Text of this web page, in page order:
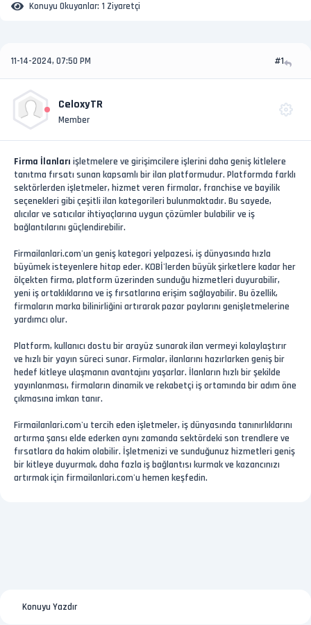
Konuyu Okuyanlar: 1 Ziyaretçi
11-14-2024, 07:50 PM #1
CeloxyTR
Member
Firma İlanları işletmelere ve girişimcilere işlerini daha geniş kitlelere
tanıtma fırsatı sunan kapsamlı bir ilan platformudur. Platformda farklı
sektörlerden işletmeler, hizmet veren firmalar, franchise ve bayilik
seçenekleri gibi çeşitli ilan kategorileri bulunmaktadır. Bu sayede,
alıcılar ve satıcılar ihtiyaçlarına uygun çözümler bulabilir ve iş
bağlantılarını güçlendirebilir.
Firmailanlari.com'un geniş kategori yelpazesi, iş dünyasında hızla
büyümek isteyenlere hitap eder. KOBİ'lerden büyük şirketlere kadar her
ölçekten firma, platform üzerinden sunduğu hizmetleri duyurabilir,
yeni iş ortaklıklarına ve iş fırsatlarına erişim sağlayabilir. Bu özellik,
firmaların marka bilinirliğini artırarak pazar paylarını genişletmelerine
yardımcı olur.
Platform, kullanıcı dostu bir arayüz sunarak ilan vermeyi kolaylaştırır
ve hızlı bir yayın süreci sunar. Firmalar, ilanlarını hazırlarken geniş bir
hedef kitleye ulaşmanın avantajını yaşarlar. İlanların hızlı bir şekilde
yayınlanması, firmaların dinamik ve rekabetçi iş ortamında bir adım öne
çıkmasına imkan tanır.
Firmailanlari.com'u tercih eden işletmeler, iş dünyasında tanınırlıklarını
artırma şansı elde ederken aynı zamanda sektördeki son trendlere ve
fırsatlara da hakim olabilir. İşletmenizi ve sunduğunuz hizmetleri geniş
bir kitleye duyurmak, daha fazla iş bağlantısı kurmak ve kazancınızı
artırmak için firmailanlari.com'u hemen keşfedin.
Konuyu Yazdır